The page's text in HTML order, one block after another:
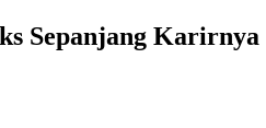
Sepanjang Karirnya